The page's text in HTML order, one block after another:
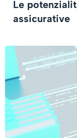
Le
assicurative